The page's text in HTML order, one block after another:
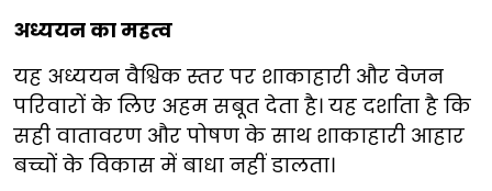
अध्ययन का महत्व
यह अध्ययन वैश्विक स्तर पर शाकाहारी और वेजन
परिवारों के लिए अहम सबूत देता है। यह दर्शाता है कि
सही वातावरण और पोषण के साथ शाकाहारी आहार
बच्चों के विकास में बाधा नहीं डालता।